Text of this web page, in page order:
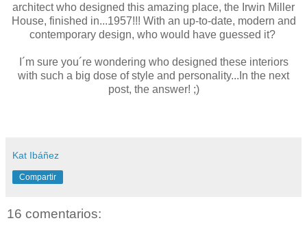
architect who designed this amazing place, the Irwin Miller
House, finished in...1957!!! With an up-to-date, modern and
contemporary design, who would have guessed it?
I´m sure you´re wondering who designed these interiors
with such a big dose of style and personality...In the next
post, the answer! ;)
Kat Ibáñez
Compartir
16 comentarios: